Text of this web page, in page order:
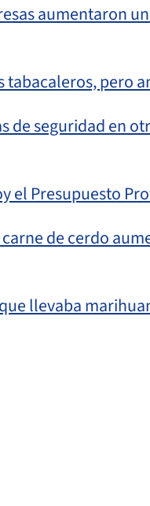
aumentaron
tabacaleros, pero
de seguridad en
el Presupuesto
de cerdo
llevaba